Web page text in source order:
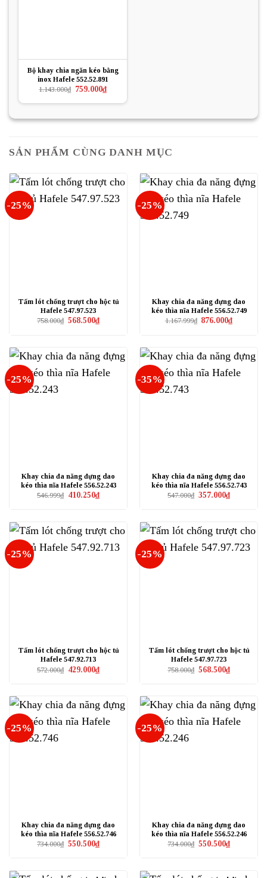
Bộ khay chia ngăn kéo bằng
inox Hafele 552.52.891
1.143.000₫ Giá
là:
759.000₫Giá
hiện
tại
759.000₫.
SẢN PHẨM CÙNG DANH MỤC
-25%
Tấm lót chống trượt cho hộc tủ
Hafele 547.97.523
758.000₫ Giá
568.500₫Giá
hiện
-25%
Khay chia đa năng đựng dao
kéo thìa nĩa Hafele 556.52.749
1.167.999₫ Giá
876.000₫Giá
hiện
-25%
Khay chia đa năng đựng dao
kéo thìa nĩa Hafele 556.52.243
546.999₫ Giá
410.250₫Giá
hiện
-35%
Khay chia đa năng đựng dao
kéo thìa nĩa Hafele 556.52.743
547.000₫ Giá
357.000₫Giá
hiện
-25%
Tấm lót chống trượt cho hộc tủ
Hafele 547.92.713
572.000₫ Giá
429.000₫Giá
hiện
-25%
Tấm lót chống trượt cho hộc tủ
Hafele 547.97.723
758.000₫ Giá
568.500₫Giá
hiện
-25%
Khay chia đa năng đựng dao
kéo thìa nĩa Hafele 556.52.746
734.000₫ Giá
550.500₫Giá
hiện
-25%
Khay chia đa năng đựng dao
kéo thìa nĩa Hafele 556.52.246
734.000₫ Giá
550.500₫Giá
hiện